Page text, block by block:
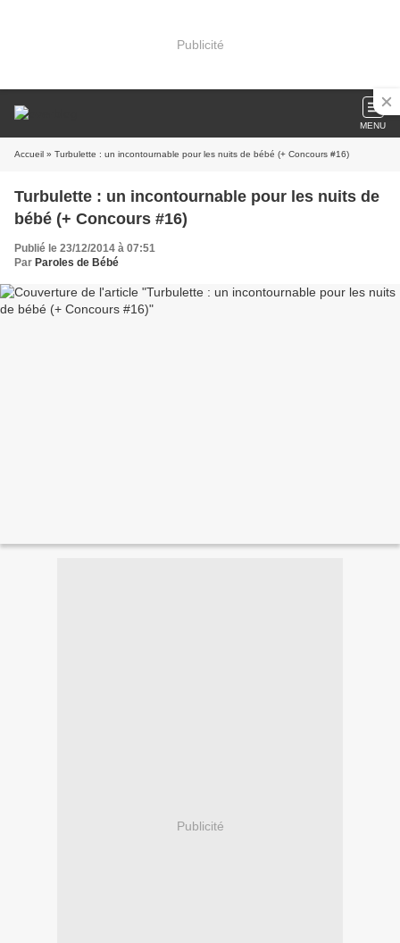
Publicité
MENU
Accueil » Turbulette : un incontournable pour les nuits de bébé (+ Concours #16)
Turbulette : un incontournable pour les nuits de
bébé (+ Concours #16)
Publié le 23/12/2014 à 07:51
Par Paroles de Bébé
Publicité